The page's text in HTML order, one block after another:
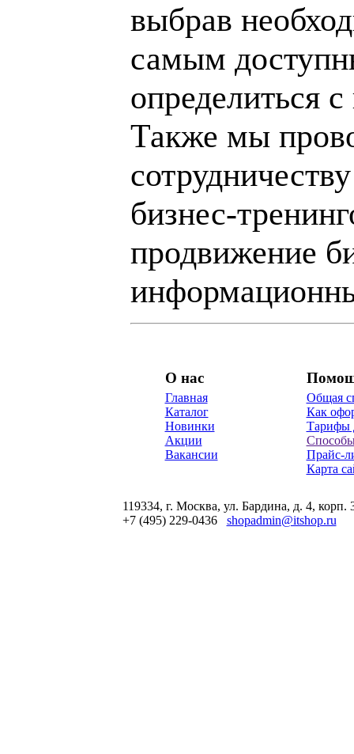
выбрав
самым
определиться
Также мы
бизнес-
продвижение
О нас
Главная
Каталог
Новинки
Акции
Вакансии
Общая
Как
Тарифы
Прайс-
Карта
119334, г. Москва, ул. Бардина, д. 4, корп.
+7 (495) 229-0436 shopadmin@itshop.ru